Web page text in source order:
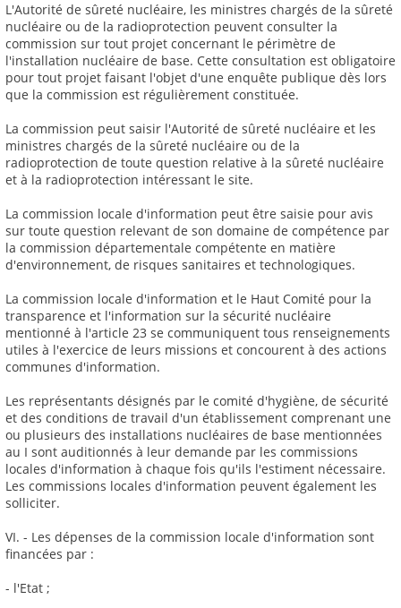
L'Autorité de sûreté nucléaire, les ministres chargés de la sûreté
nucléaire ou de la radioprotection peuvent consulter la
commission sur tout projet concernant le périmètre de
l'installation nucléaire de base. Cette consultation est obligatoire
pour tout projet faisant l'objet d'une enquête publique dès lors
que la commission est régulièrement constituée.
La commission peut saisir l'Autorité de sûreté nucléaire et les
ministres chargés de la sûreté nucléaire ou de la
radioprotection de toute question relative à la sûreté nucléaire
et à la radioprotection intéressant le site.
La commission locale d'information peut être saisie pour avis
sur toute question relevant de son domaine de compétence par
la commission départementale compétente en matière
d'environnement, de risques sanitaires et technologiques.
La commission locale d'information et le Haut Comité pour la
transparence et l'information sur la sécurité nucléaire
mentionné à l'article 23 se communiquent tous renseignements
utiles à l'exercice de leurs missions et concourent à des actions
communes d'information.
Les représentants désignés par le comité d'hygiène, de sécurité
et des conditions de travail d'un établissement comprenant une
ou plusieurs des installations nucléaires de base mentionnées
au I sont auditionnés à leur demande par les commissions
locales d'information à chaque fois qu'ils l'estiment nécessaire.
Les commissions locales d'information peuvent également les
solliciter.
VI. - Les dépenses de la commission locale d'information sont
financées par :
- l'Etat ;